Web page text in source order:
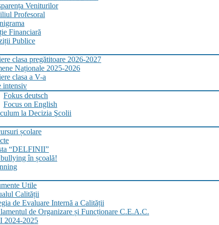
Veniturilor
Profesoral
Financiară
Publice
clasa pregătitoare 2026-2027
Naționale 2025-2026
clasa a V-a
intensiv
Fokus deutsch
Focus on English
la Decizia Şcolii
școlare
“DELFINII”
în școală!
Utile
Calității
de Evaluare Internă a Calității
de Organizare și Funcționare C.E.A.C.
2024-2025